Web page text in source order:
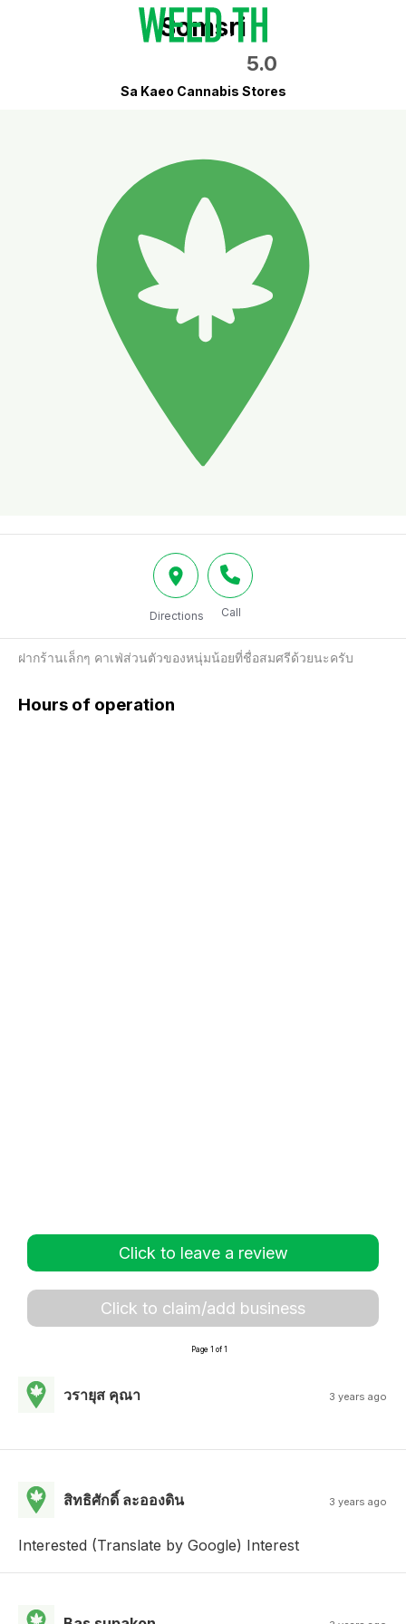
Somsri
5.0
Sa Kaeo Cannabis Stores
Directions Call
ฝากร้านเล็กๆ คาเฟ่ส่วนตัวของหนุ่มน้อยที่ชื่อสมศรีด้วยนะครับ
Hours of operation
Click to leave a review
Click to claim/add business
Page 1 of 1
วรายุส คุณา 3 years ago
สิทธิศักดิ์ ละอองดิน 3 years ago
Interested (Translate by Google) Interest